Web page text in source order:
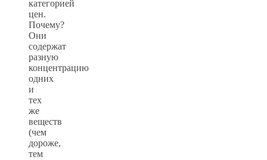
категорией
цен.
Почему?
Они
содержат
разную
концентрацию
одних
и
тех
же
веществ
(чем
дороже,
тем